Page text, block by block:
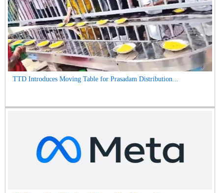
TTD Introduces Moving Table for Prasadam Distribution...